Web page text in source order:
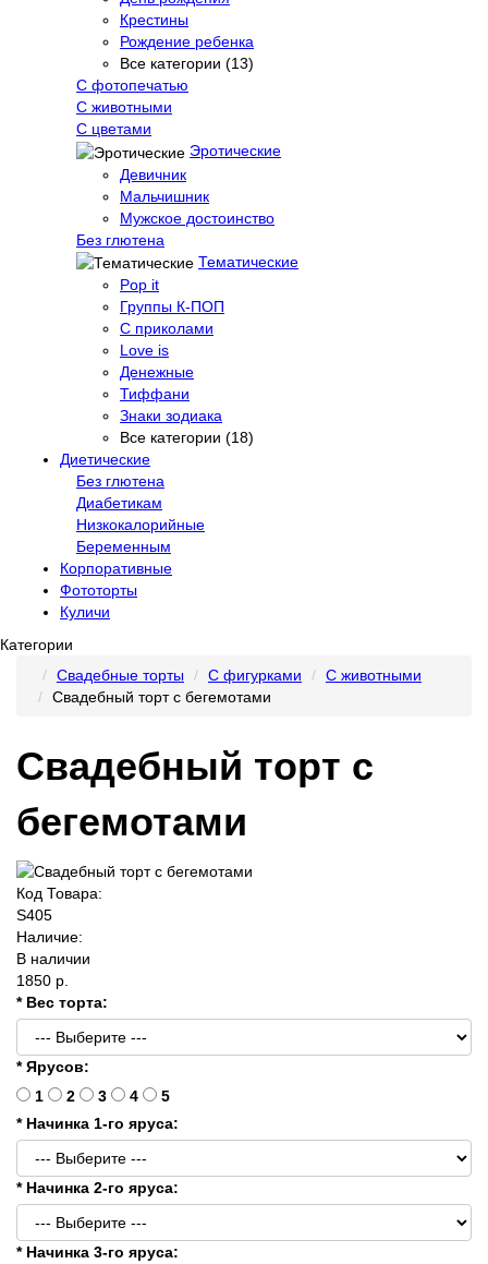
Крестины
Рождение ребенка
Все категории (13)
С фотопечатью
C животными
С цветами
Эротические
Девичник
Мальчишник
Мужское достоинство
Без глютена
Тематические
Pop it
Группы К-ПОП
С приколами
Love is
Денежные
Тиффани
Знаки зодиака
Все категории (18)
Диетические
Без глютена
Диабетикам
Низкокалорийные
Беременным
Корпоративные
Фототорты
Куличи
Категории
Свадебные торты
С фигурками
С животными
Свадебный торт с бегемотами
Свадебный торт с
бегемотами
Код Товара:
S405
Наличие:
В наличии
1850 р.
* Вес торта:
* Ярусов:
1
2 3 4
5
* Начинка 1-го яруса:
* Начинка 2-го яруса:
* Начинка 3-го яруса: